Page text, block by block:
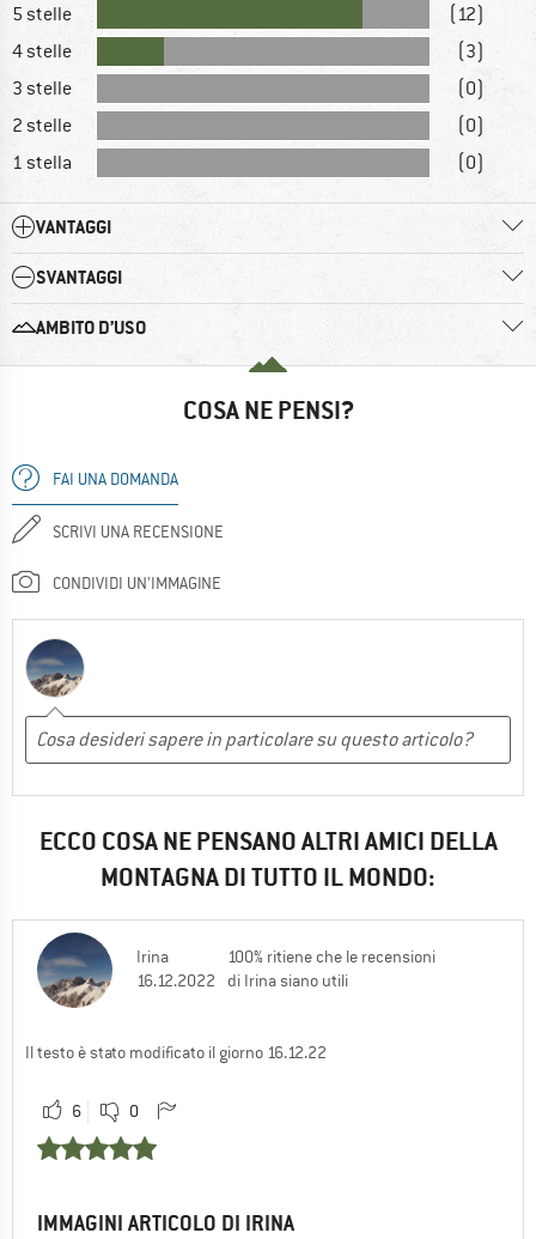
5 stelle
(12)
4 stelle
(3)
3 stelle
(0)
2 stelle
(0)
1 stella
(0)
VANTAGGI
SVANTAGGI
AMBITO D’USO
COSA NE PENSI?
FAI UNA DOMANDA
SCRIVI UNA RECENSIONE
CONDIVIDI UN'IMMAGINE
ECCO COSA NE PENSANO ALTRI AMICI DELLA
MONTAGNA DI TUTTO IL MONDO:
Irina
16.12.2022
100% ritiene che le recensioni
di Irina siano utili
Il testo è stato modificato il giorno 16.12.22
6 0
IMMAGINI ARTICOLO DI IRINA